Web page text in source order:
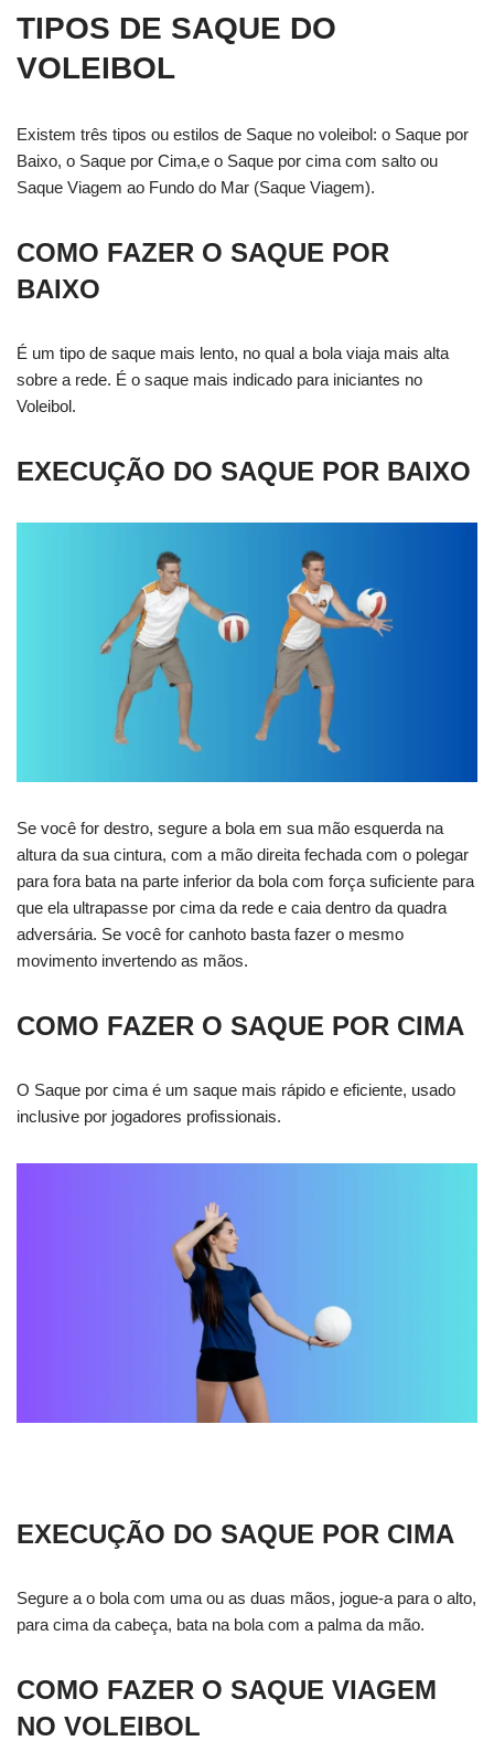
TIPOS DE SAQUE DO
VOLEIBOL
Existem três tipos ou estilos de Saque no voleibol: o Saque por
Baixo, o Saque por Cima,e o Saque por cima com salto ou
Saque Viagem ao Fundo do Mar (Saque Viagem).
COMO FAZER O SAQUE POR
BAIXO
É um tipo de saque mais lento, no qual a bola viaja mais alta
sobre a rede. É o saque mais indicado para iniciantes no
Voleibol.
EXECUÇÃO DO SAQUE POR BAIXO
Se você for destro, segure a bola em sua mão esquerda na
altura da sua cintura, com a mão direita fechada com o polegar
para fora bata na parte inferior da bola com força suficiente para
que ela ultrapasse por cima da rede e caia dentro da quadra
adversária. Se você for canhoto basta fazer o mesmo
movimento invertendo as mãos.
COMO FAZER O SAQUE POR CIMA
O Saque por cima é um saque mais rápido e eficiente, usado
inclusive por jogadores profissionais.
EXECUÇÃO DO SAQUE POR CIMA
Segure a o bola com uma ou as duas mãos, jogue-a para o alto,
para cima da cabeça, bata na bola com a palma da mão.
COMO FAZER O SAQUE VIAGEM
NO VOLEIBOL